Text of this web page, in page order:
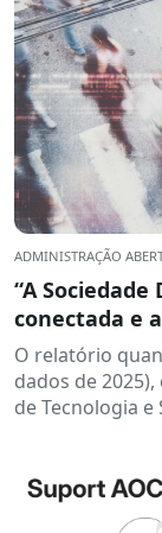
ADMINISTRAÇÃO
“A
conectada e
O relatório
dados de
de Tecnologia e